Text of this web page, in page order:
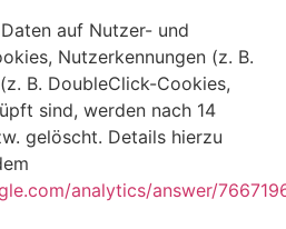
auf Nutzer- und
Nutzerkennungen (z. B.
B. DoubleClick-Cookies,
sind, werden nach 14
gelöscht. Details hierzu
analytics/answer/